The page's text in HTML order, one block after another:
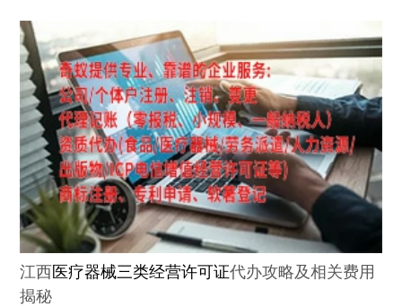
江西 医疗器械三类经营许可证代办攻略及相关费用
揭秘